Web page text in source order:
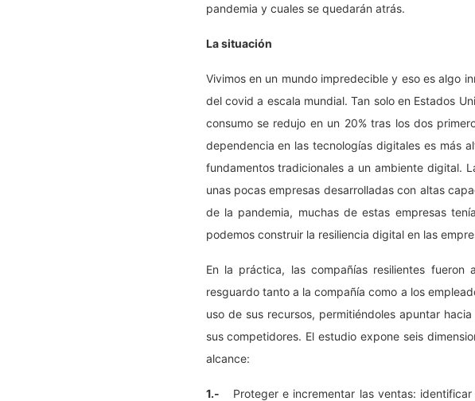
pandemia y cuales se quedarán atrás.
La situación
Vivimos en un mundo impredecible y eso es algo
del covid a escala mundial. Tan solo en Estados
consumo se redujo en un 20% tras los dos
dependencia en las tecnologías digitales es más
fundamentos tradicionales a un ambiente digital.
unas pocas empresas desarrolladas con altas
de la pandemia, muchas de estas empresas
podemos construir la resiliencia digital en las
En la práctica, las compañías resilientes
resguardo tanto a la compañía como a los
uso de sus recursos, permitiéndoles apuntar
sus competidores. El estudio expone seis
alcance:
1.- Proteger e incrementar las ventas: